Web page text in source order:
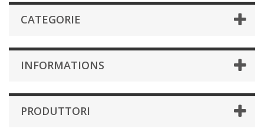
CATEGORIE
INFORMATIONS
PRODUTTORI